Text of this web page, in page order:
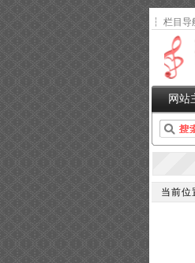
┆ 栏目导
网站
当前位